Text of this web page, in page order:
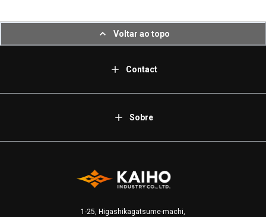
Voltar ao topo
Contact
Sobre
1-25, Higashikagatsume-machi,